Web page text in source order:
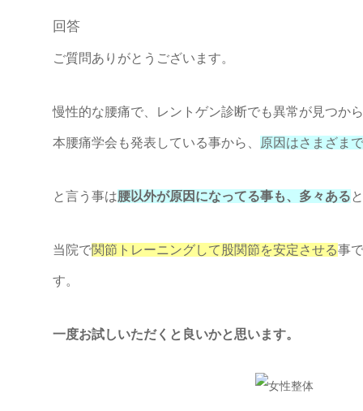
回答
ご質問ありがとうございます。
慢性的な腰痛で、レントゲン診断でも異常が見つか
本腰痛学会も発表している事から、 原因はさまざま
と言う事は腰以外が原因になってる事も、多々ある
当院で関節トレーニングして股関節を安定させる事
す。
一度お試しいただくと良いかと思います。